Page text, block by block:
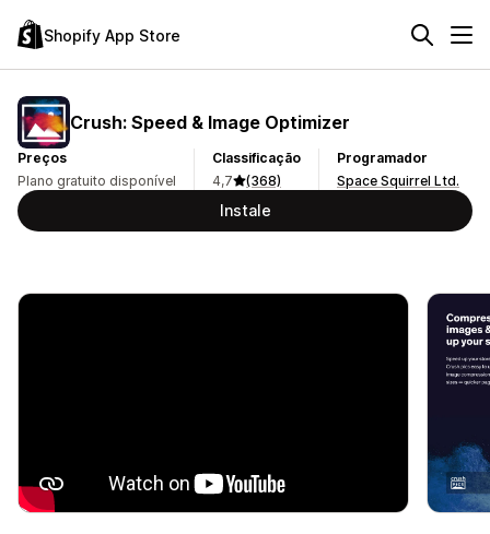
Shopify App Store
Crush: Speed & Image Optimizer
Preços
Plano gratuito disponível
Classificação
4,7
(368)
Programador
Space Squirrel Ltd.
Instale